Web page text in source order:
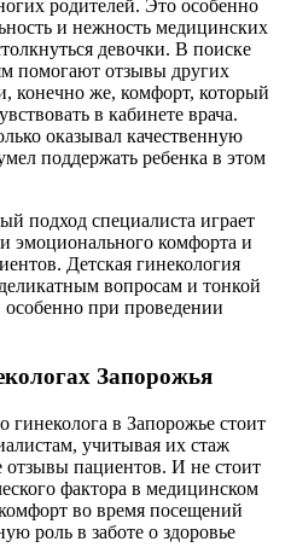
родителей. Это особенно
и нежность медицинских
девочки. В поиске
помогают отзывы других
конечно же, комфорт, который
в кабинете врача.
оказывал качественную
поддержать ребенка в этом
подход специалиста играет
эмоционального комфорта и
Детская гинекология
вопросам и тонкой
при проведении
Запорожья
гинеколога в Запорожье стоит
учитывая их стаж
отзывы пациентов. И не стоит
фактора в медицинском
во время посещений
роль в заботе о здоровье